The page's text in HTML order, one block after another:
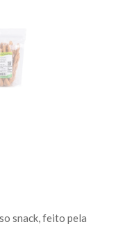
snack, feito pela